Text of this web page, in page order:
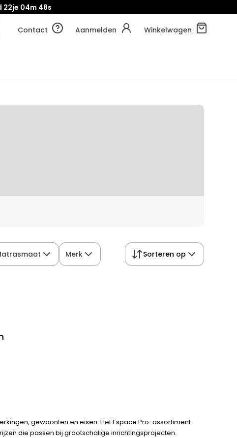
22je 04m 48s
Contact Aanmelden Winkelwagen
Merk Sorteren op
gewoonten en eisen. Het Espace Pro-assortiment
die passen bij grootschalige inrichtingsprojecten.